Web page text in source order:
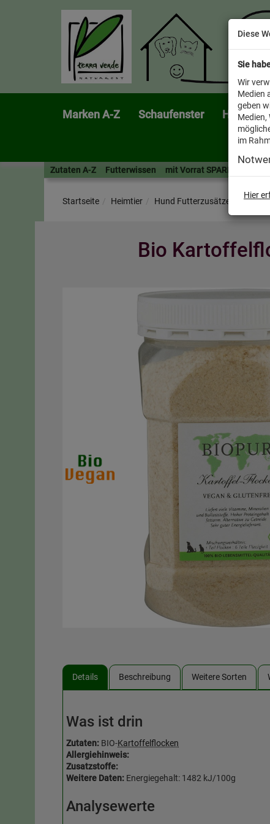
Marken A-Z Schaufenster Heimtier
Zutaten A-Z Futterwissen mit Vorrat SPAREN
Startseite Heimtier Hund Futterzusätze
Bio
Details Beschreibung Weitere Sorten
Was ist drin
Zutaten: BIO-Kartoffelflocken
Allergiehinweis:
Zusatzstoffe:
Weitere Daten: Energiegehalt: 1482 kJ/100g
Analysewerte
Diese
Sie
Wir
Medien
geben
im
Hier